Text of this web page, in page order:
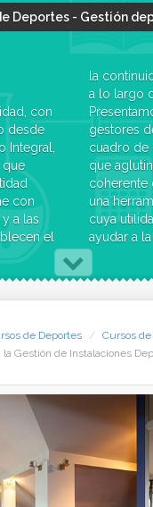
Deportes - Gestión
con
desde
Integral,
que
con
a las
el
Es
la
a lo largo
gestores
cuadro de
que
coherente
una
cuya
ayudar a
de Deportes
Cursos
Gestión de Instalaciones